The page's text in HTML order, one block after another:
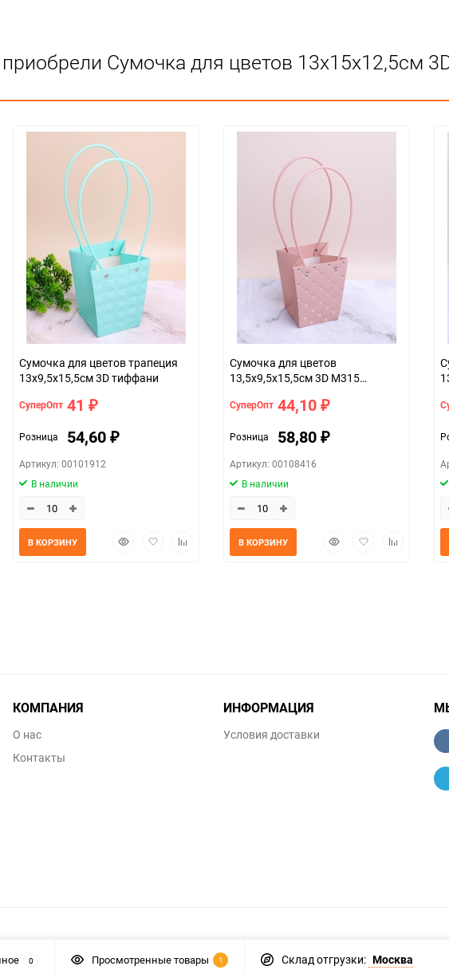
шт
Сумочка для цветов 13х15х12,5см
Сумочка для цветов трапеция
13х9,5х15,5см 3D тиффани
СуперОпт 41 ₽
Розница 54,60 ₽
Артикул: 00101912
В наличии
БыстрыйДобавитьДобавить
В КОРЗИНУ
Сумочка для цветов
13,5х9,5х15,5см 3D М315
СуперОпт 44,10 ₽
Розница 58,80 ₽
Артикул: 00108416
В наличии
БыстрыйДобавитьДобавить
В КОРЗИНУ
КОМПАНИЯ
О нас
Контакты
ИНФОРМАЦИЯ
Условия доставки
0 Просмотренные товары 1 Склад отгрузки: Москва